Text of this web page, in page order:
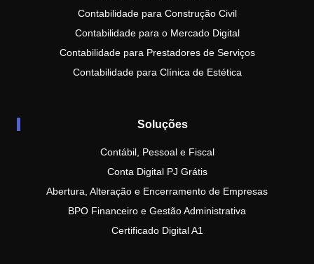
Contabilidade para Construção Civil
Contabilidade para o Mercado Digital
Contabilidade para Prestadores de Serviços
Contabilidade para Clínica de Estética
Soluções
Contábil, Pessoal e Fiscal
Conta Digital PJ Grátis
Abertura, Alteração e Encerramento de Empresas
BPO Financeiro e Gestão Administrativa
Certificado Digital A1